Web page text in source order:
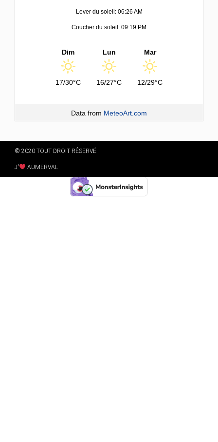
Lever du soleil: 06:26 AM
Coucher du soleil: 09:19 PM
Dim
17/30°C
Lun
16/27°C
Mar
12/29°C
Data from MeteoArt.com
© 2020 TOUT DROIT RÉSERVÉ
J' AUMERVAL